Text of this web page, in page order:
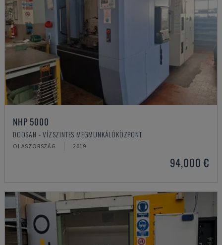
NHP 5000
DOOSAN - VÍZSZINTES MEGMUNKÁLÓKÖZPONT
OLASZORSZÁG 2019
94,000 €